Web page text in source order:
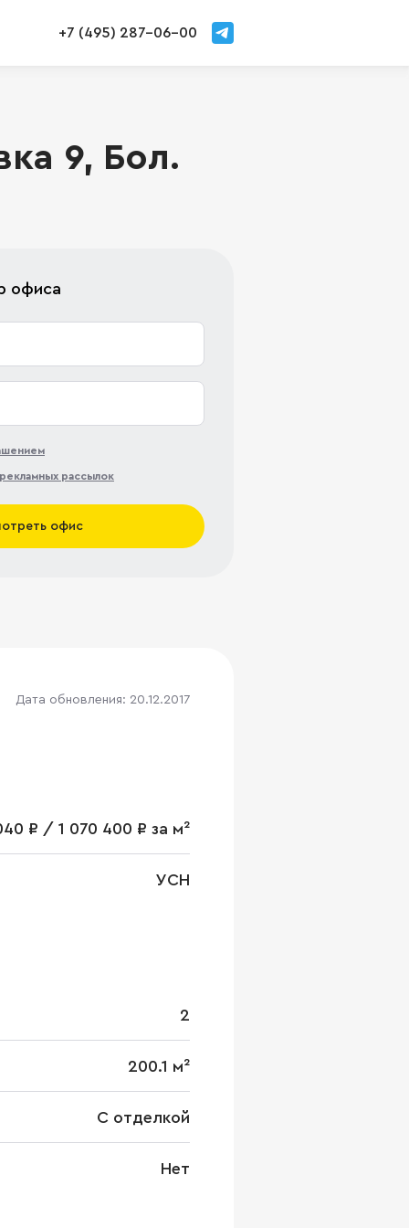
+7 (495) 287-06-00
9, Бол.
офиса
рекламных рассылок
офис
Дата обновления: 20.12.2017
₽ / 1 070 400 ₽ за м²
УСН
2
200.1 м²
С отделкой
Нет